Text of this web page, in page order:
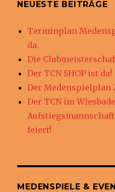
NEUESTE BEITRÄGE
Terminplan
da.
Die
Der TCN SHOP ist da!
Der Medenspielplan
Der TCN im
feiert!
MEDENSPIELE &